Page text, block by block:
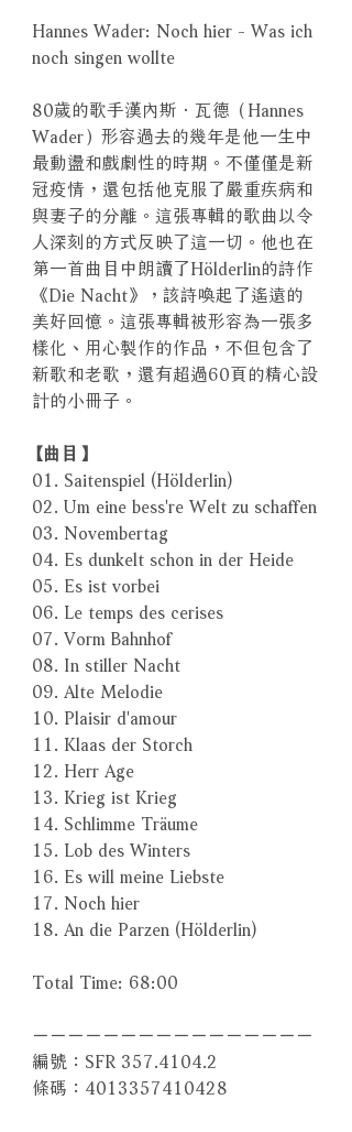
Hannes Wader: Noch hier - Was ich
noch singen wollte
80歲的歌手漢內斯．瓦德（Hannes
Wader）形容過去的幾年是他一生中
最動盪和戲劇性的時期。不僅僅是新
冠疫情，還包括他克服了嚴重疾病和
與妻子的分離。這張專輯的歌曲以令
人深刻的方式反映了這一切。他也在
第一首曲目中朗讀了Hölderlin的詩作
《Die Nacht》，該詩喚起了遙遠的
美好回憶。這張專輯被形容為一張多
樣化、用心製作的作品，不但包含了
新歌和老歌，還有超過60頁的精心設
計的小冊子。
【曲目】
01. Saitenspiel (Hölderlin)
02. Um eine bess're Welt zu schaffen
03. Novembertag
04. Es dunkelt schon in der Heide
05. Es ist vorbei
06. Le temps des cerises
07. Vorm Bahnhof
08. In stiller Nacht
09. Alte Melodie
10. Plaisir d'amour
11. Klaas der Storch
12. Herr Age
13. Krieg ist Krieg
14. Schlimme Träume
15. Lob des Winters
16. Es will meine Liebste
17. Noch hier
18. An die Parzen (Hölderlin)
Total Time: 68:00
－－－－－－－－－－－－－－－－
編號：SFR 357.4104.2
條碼：4013357410428